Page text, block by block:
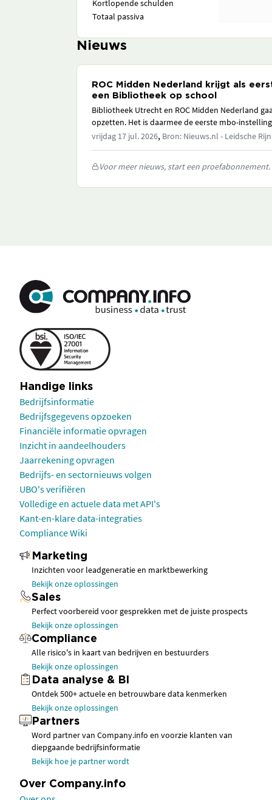
Kortlopende schulden
Totaal passiva
Nieuws
ROC Midden Nederland krijgt als
een Bibliotheek op school
Bibliotheek Utrecht en ROC Midden Nederland
opzetten. Het is daarmee de eerste mbo-
vrijdag 17 jul. 2026, Bron: Nieuws.nl - Leidsche Rijn
Voor meer nieuws, start een proefabonnement.
Handige links
Bedrijfsinformatie
Bedrijfsgegevens opzoeken
Financiële informatie opvragen
Inzicht in aandeelhouders
Jaarrekening opvragen
Bedrijfs- en sectornieuws volgen
UBO's verifiëren
Volledige en actuele data met API's
Kant-en-klare data-integraties
Compliance Wiki
Marketing
Inzichten voor leadgeneratie en marktbewerking
Bekijk onze oplossingen
Sales
Perfect voorbereid voor gesprekken met de juiste prospects
Bekijk onze oplossingen
Compliance
Alle risico's in kaart van bedrijven en bestuurders
Bekijk onze oplossingen
Data analyse & BI
Ontdek 500+ actuele en betrouwbare data kenmerken
Bekijk onze oplossingen
Partners
Word partner van Company.info en voorzie klanten van
diepgaande bedrijfsinformatie
Bekijk hoe je partner wordt
Over Company.info